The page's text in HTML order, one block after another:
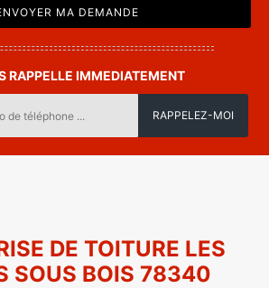
RAPPELLE IMMEDIATEMENT
DE TOITURE LES
SOUS BOIS 78340